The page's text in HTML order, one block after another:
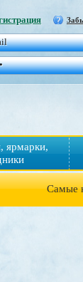
ярмарки,
Самые